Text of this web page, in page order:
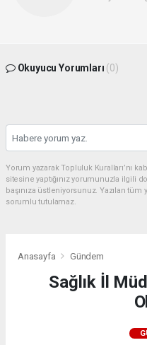
Okuyucu Yorumları (0)
Yorum yazarak Topluluk Kuralları’nı
sitesine yaptığınız yorumunuzla ilgili
başınıza üstleniyorsunuz. Yazılan
sorumlu tutulamaz.
Anasayfa Gündem
Sağlık İl